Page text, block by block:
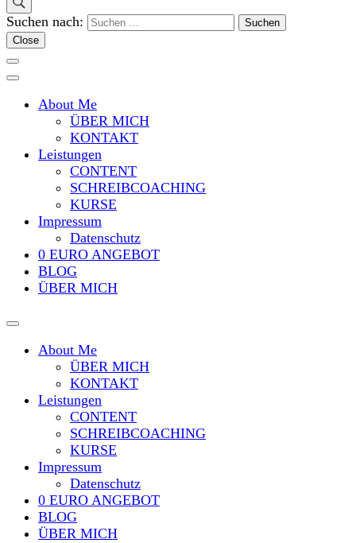
Suchen nach:
Close
About Me
ÜBER MICH
KONTAKT
Leistungen
CONTENT
SCHREIBCOACHING
KURSE
Impressum
Datenschutz
0 EURO ANGEBOT
BLOG
ÜBER MICH
About Me
ÜBER MICH
KONTAKT
Leistungen
CONTENT
SCHREIBCOACHING
KURSE
Impressum
Datenschutz
0 EURO ANGEBOT
BLOG
ÜBER MICH